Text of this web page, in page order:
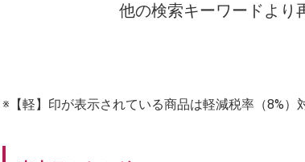
他の検索キーワードより
※【軽】印が表示されている商品は軽減税率（8%）